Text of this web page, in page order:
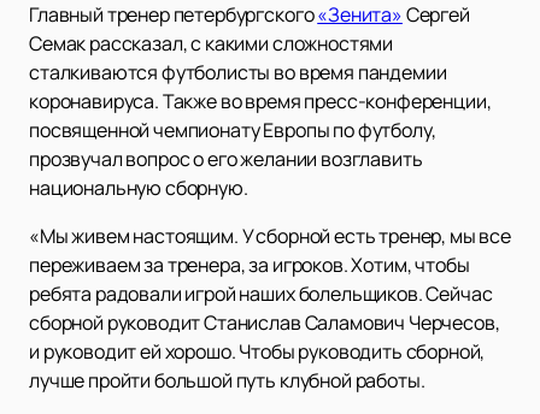
Главный тренер петербургского«Зенита»Сергей
Семак рассказал, с какими сложностями
сталкиваются футболисты во время пандемии
коронавируса. Также во время пресс-конференции,
посвященной чемпионату Европы по футболу,
прозвучал вопрос о его желании возглавить
национальную сборную.
«Мы живем настоящим. У сборной есть тренер, мы все
переживаем за тренера, за игроков. Хотим, чтобы
ребята радовали игрой наших болельщиков. Сейчас
сборной руководит Станислав Саламович Черчесов,
и руководит ей хорошо. Чтобы руководить сборной,
лучше пройти большой путь клубной работы.